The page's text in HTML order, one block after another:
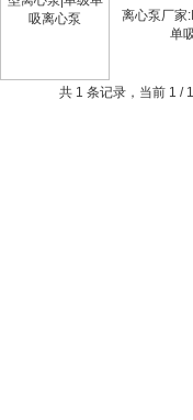
离心泵厂家
单
共 1 条记录，当前 1